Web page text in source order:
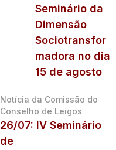
Seminário da
Dimensão
Sociotransfor
madora no dia
15 de agosto
Notícia da Comissão do
Conselho de Leigos
26/07: IV Seminário
de